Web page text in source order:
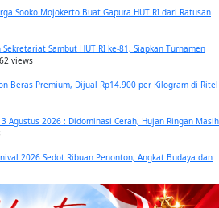
Sooko Mojokerto Buat Gapura HUT RI dari Ratusan
Sambut HUT RI ke-81, Siapkan Turnamen
62 views
Beras Premium, Dijual Rp14.900 per Kilogram di Ritel
Agustus 2026 : Didominasi Cerah, Hujan Ringan Masih
2026 Sedot Ribuan Penonton, Angkat Budaya dan